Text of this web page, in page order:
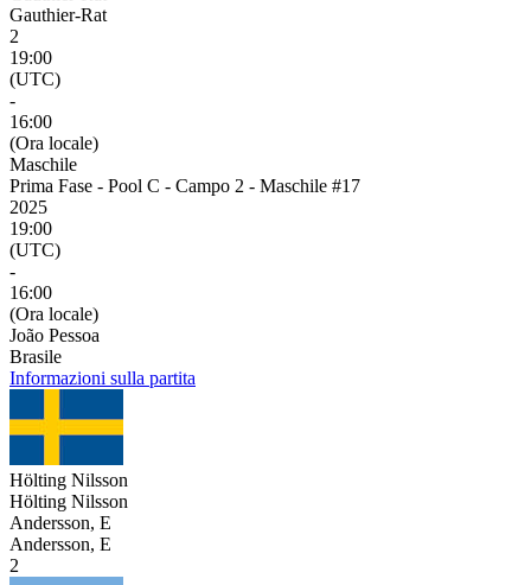
Gauthier-Rat
2
19:00
(UTC)
-
16:00
(Ora locale)
Maschile
Prima Fase - Pool C - Campo 2 - Maschile #17
2025
19:00
(UTC)
-
16:00
(Ora locale)
João Pessoa
Brasile
Informazioni sulla partita
Hölting Nilsson
Hölting Nilsson
Andersson, E
Andersson, E
2